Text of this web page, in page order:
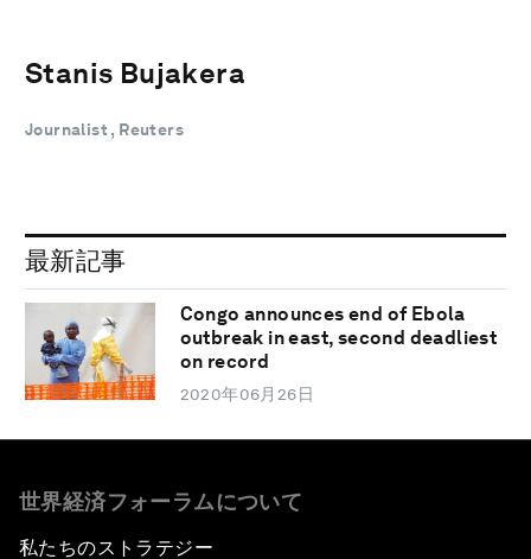
Stanis Bujakera
Journalist , Reuters
最新記事
Congo announces end of Ebola
outbreak in east, second deadliest
on record
2020年06月26日
世界経済フォーラムについて
私たちのストラテジー